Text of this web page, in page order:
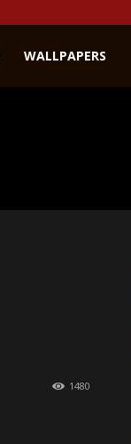
WALLPAPERS
1480